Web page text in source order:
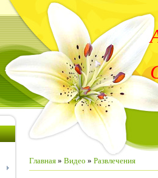
Главная » Видео » Развлечения